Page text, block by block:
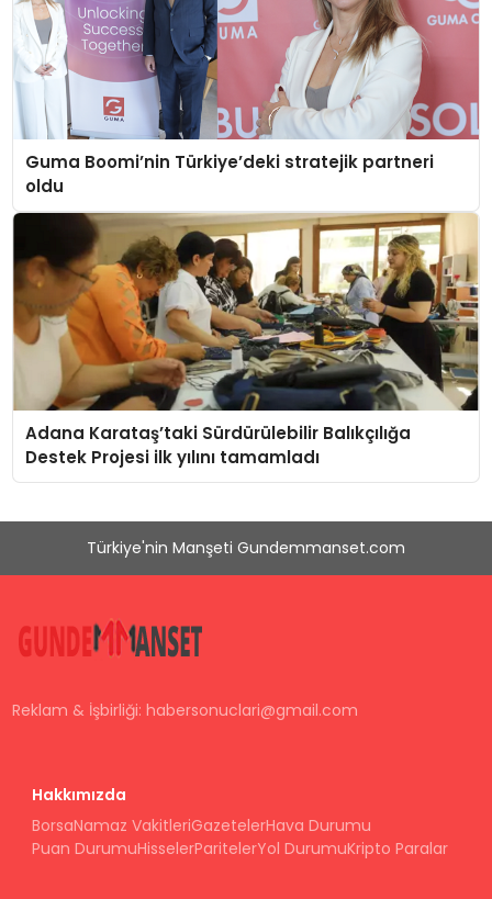
Guma Boomi’nin Türkiye’deki stratejik partneri
oldu
Adana Karataş’taki Sürdürülebilir Balıkçılığa
Destek Projesi ilk yılını tamamladı
Türkiye'nin Manşeti Gundemmanset.com
Reklam & İşbirliği:habersonuclari@gmail.com
Hakkımızda
BorsaNamaz VakitleriGazetelerHava Durumu
Puan DurumuHisselerParitelerYol DurumuKripto Paralar